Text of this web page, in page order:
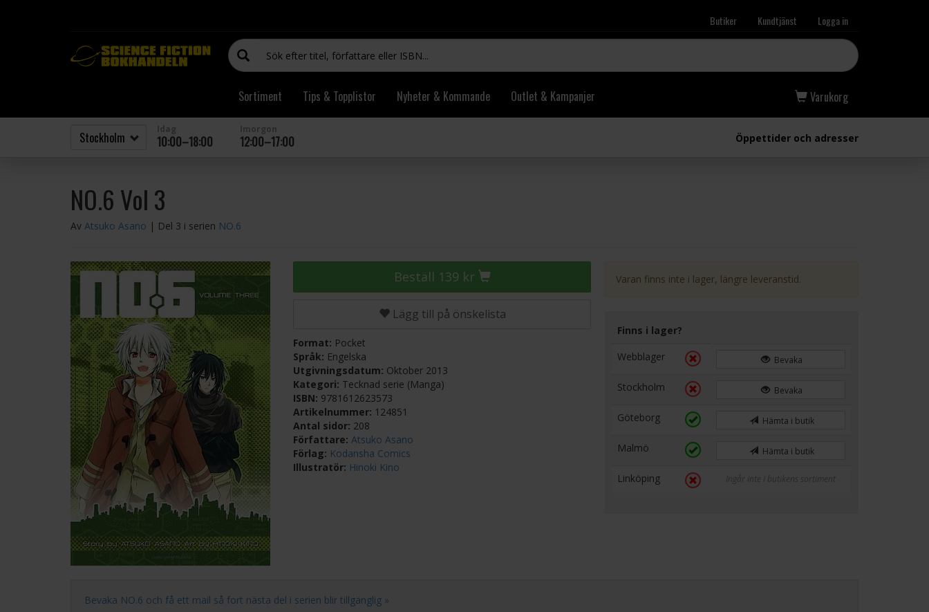
Butiker Kundtjänst Logga in
Sortiment Tips & Topplistor Nyheter & Kommande Outlet & Kampanjer Varukorg
10:00–18:00 12:00–17:00 Öppettider och adresser
NO.6 Vol 3
Av Atsuko Asano | Del 3 i serien NO.6
Beställ 139 kr
Lägg till på önskelista
Format: Pocket
Språk: Engelska
Utgivningsdatum: Oktober 2013
Kategori: Tecknad serie (Manga)
ISBN: 9781612623573
Artikelnummer: 124851
Antal sidor: 208
Författare:Atsuko Asano
Förlag: Kodansha Comics
Illustratör: Hinoki Kino
Varan finns inte i lager, längre leveranstid.
Finns i lager?
Webblager
Bevaka
Stockholm Bevaka
Göteborg Hämta i butik
Malmö Hämta i butik
Linköping Ingår inte i butikens sortiment
Bevaka NO.6 och få ett mail så fort nästa del i serien blir tillgänglig »